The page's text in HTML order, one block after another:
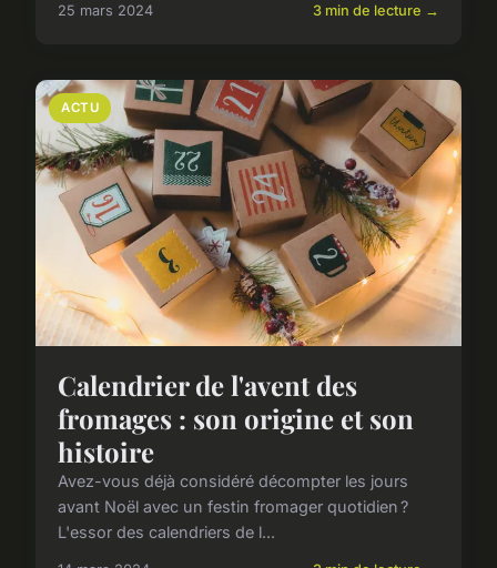
25 mars 2024 3 min de lecture →
ACTU
Calendrier de l'avent des
fromages : son origine et son
histoire
Avez-vous déjà considéré décompter les jours
avant Noël avec un festin fromager quotidien ?
L'essor des calendriers de l...